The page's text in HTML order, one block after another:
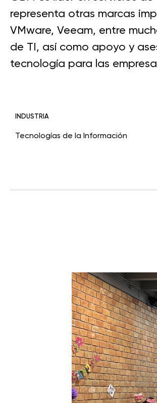
representa otras marcas
VMware, Veeam, entre
de TI, así como apoyo y
tecnología para las
INDUSTRIA
Tecnologías de la Información